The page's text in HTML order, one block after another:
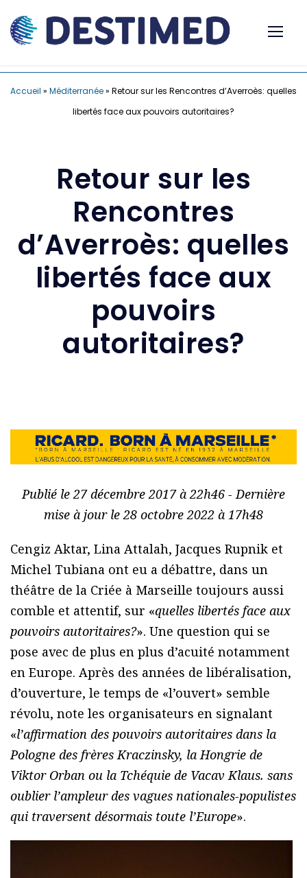
Accueil » Méditerranée» Retour sur les Rencontres d’Averroès: quelles
libertés face aux pouvoirs autoritaires?
Retour sur les
Rencontres
d’Averroès: quelles
libertés face aux
pouvoirs
autoritaires?
Publié le 27 décembre 2017 à 22h46 - Dernière
mise à jour le 28 octobre 2022 à 17h48
Cengiz Aktar, Lina Attalah, Jacques Rupnik et
Michel Tubiana ont eu a débattre, dans un
théâtre de la Criée à Marseille toujours aussi
comble et attentif, sur «quelles libertés face aux
pouvoirs autoritaires?». Une question qui se
pose avec de plus en plus d’acuité notamment
en Europe. Après des années de libéralisation,
d’ouverture, le temps de «l’ouvert» semble
révolu, note les organisateurs en signalant
«l’affirmation des pouvoirs autoritaires dans la
Pologne des frères Kraczinsky, la Hongrie de
Viktor Orban ou la Tchéquie de Vacav Klaus. sans
oublier l’ampleur des vagues nationales-populistes
qui traversent désormais toute l’Europe».